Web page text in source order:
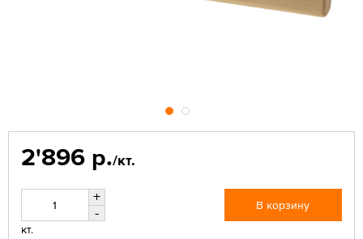
2'896 р./кт.
+
-
кт.
В корзину